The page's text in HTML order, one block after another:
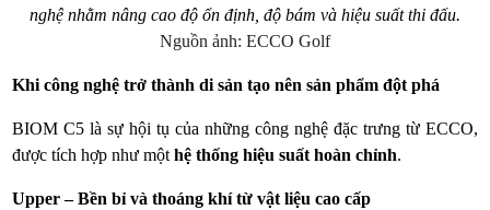
nghệ nhằm nâng cao độ ổn định, độ bám và hiệu suất thi đấu.
Nguồn ảnh: ECCO Golf
Khi công nghệ trở thành di sản tạo nên sản phẩm đột phá
BIOM C5 là sự hội tụ của những công nghệ đặc trưng từ ECCO,
được tích hợp như mộthệ thống hiệu suất hoàn chỉnh.
Upper – Bền bỉ và thoáng khí từ vật liệu cao cấp